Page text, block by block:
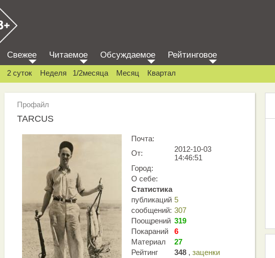
Свежее Читаемое Обсуждаемое Рейтинговое
2 суток Неделя 1/2месяца Месяц Квартал
Профайл
TARCUS
Почта:
От:
2012-10-03
14:46:51
Город:
О себе:
Статистика
публикаций 5
сообщений: 307
Поощрений 319
Покараний
6
Материал
27
Рейтинг
348 , заценки